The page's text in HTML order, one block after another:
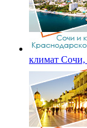
климат Сочи,